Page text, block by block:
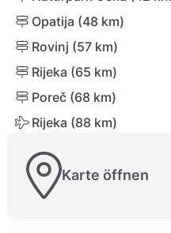
Opatija (48 km)
Rovinj (57 km)
Rijeka (65 km)
Poreč (68 km)
Rijeka (88 km)
Karte öffnen